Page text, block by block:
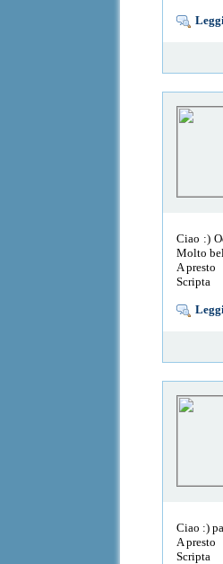
Ciao :)
Molto
A presto
Scripta
Ciao :)
A presto
Scripta